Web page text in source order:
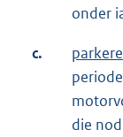
onder
c.
die